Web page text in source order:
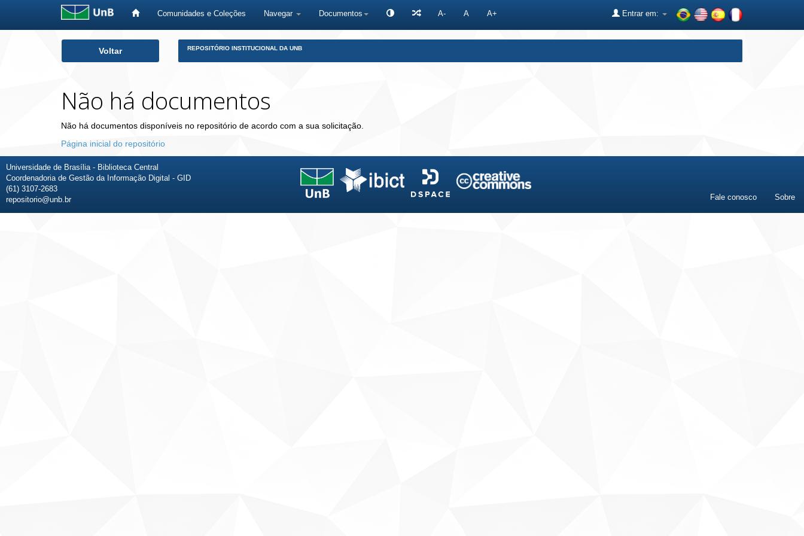
Comunidades e Coleções Navegar Documentos A- A A+ Entrar em:
Voltar REPOSITÓRIO INSTITUCIONAL DA UNB
Não há documentos
Não há documentos disponíveis no repositório de acordo com a sua solicitação.
Página inicial do repositório
Universidade de Brasília - Biblioteca Central
Coordenadoria de Gestão da Informação Digital - GID
(61) 3107-2683
repositorio@unb.br
Fale conosco Sobre